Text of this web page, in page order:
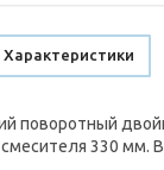
Характеристики
поворотный
330 мм.